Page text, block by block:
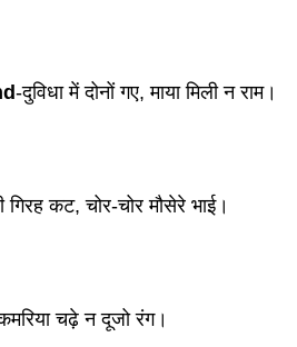
-दुविधा में दोनों गए, माया मिली न राम।
गिरह कट, चोर-चोर मौसेरे भाई।
चढ़े न दूजो रंग।